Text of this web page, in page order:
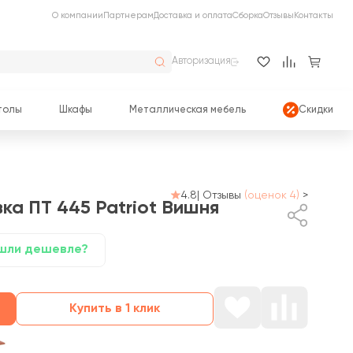
О компании ПартнерамДоставка и оплатаСборкаОтзывы Контакты
Авторизация
Шкафы Металлическая мебель Скидки
4.8 Отзывы (оценок 4) >
ПТ 445 Patriot Вишня
дешевле?
Купить в 1 клик